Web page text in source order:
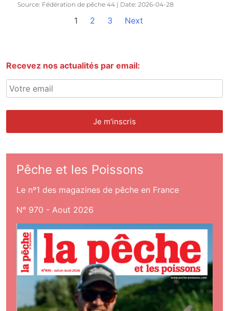
Source: Fédération de pêche 44 Date: 2026-04-28
1 2 3 Next
Recevez nos actualités par email:
Pêche et les Poissons
Le nº1 des magazines de pêche en France
N° 970 - Aout 2026